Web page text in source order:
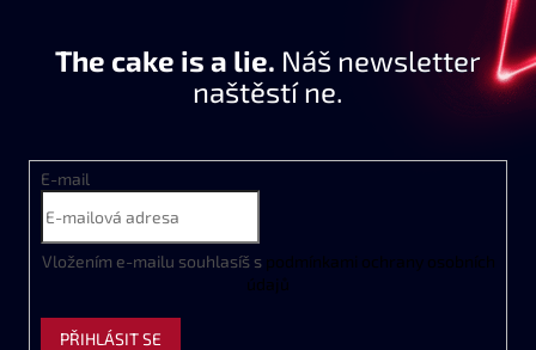
The cake is a lie. Náš newsletter
naštěstí ne.
E-mail
Vložením e-mailu souhlasíš s podmínkami ochrany osobních
údajů
PŘIHLÁSIT SE